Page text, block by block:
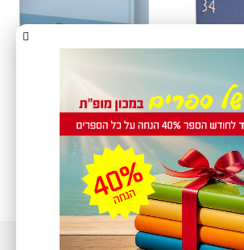
דפים 61
₪25
בחר אפשרויות